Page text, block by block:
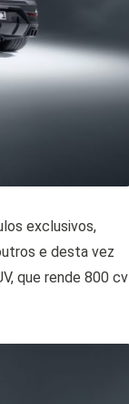
exclusivos,
e desta vez
que rende 800 cv